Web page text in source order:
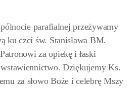
parafialnej przeżywamy
ku czci św. Stanisława BM.
za opiekę i łaski
Dziękujemy Ks.
za słowo Boże i celebrę Mszy